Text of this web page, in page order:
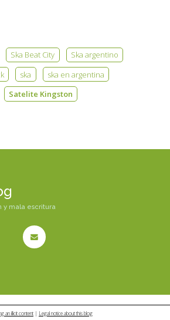
Ska Beat City
Ska argentino
ska
ska en argentina
Satelite Kingston
y mala escritura
an illicit content | Legal notice about this blog